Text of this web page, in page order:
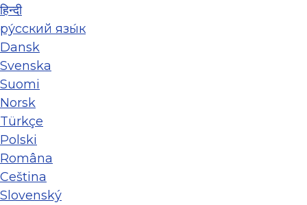
हिन्दी
ру́сский язы́к
Dansk
Svenska
Suomi
Norsk
Türkçe
Polski
Româna
Ceština
Slovenský